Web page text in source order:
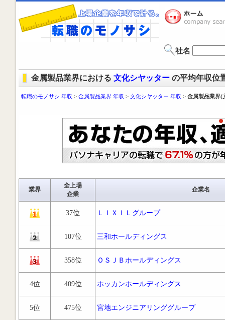
社名
金属製品業界における 文化シヤッター の平均年収位
転職のモノサシ 年収 > 金属製品業界 年収 > 文化シヤッター 年収 > 金属製品業界(
業界
全上場
企業
企業名
37位 ＬＩＸＩＬグループ
107位 三和ホールディングス
358位 ＯＳＪＢホールディングス
4位 409位 ホッカンホールディングス
5位 475位 宮地エンジニアリンググループ